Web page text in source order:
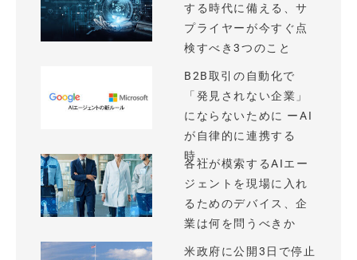
する時代に備える、サ
プライヤーが今すぐ点
検すべき3つのこと
B2B取引の自動化で
「発見されない企業」
にならないために ーAI
が自律的に連携する
時...
各社が模索するAIエー
ジェントを現場に入れ
るためのデバイス、企
業は何を問うべきか
米政府に公開3日で停止